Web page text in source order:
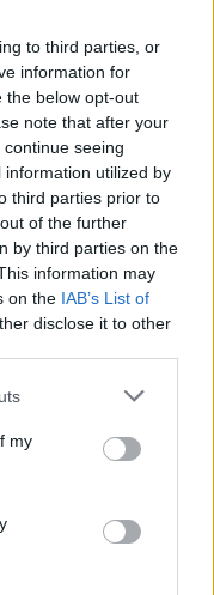
to third parties, or
information for
the below opt-out
note that after your
seeing
utilized by
third parties prior to
of the further
by third parties on the
information may
on the IAB’s List of
disclose it to other
my